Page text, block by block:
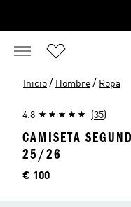
Inicio / Hombre / Ropa
4.8 (35)
CAMISETA
25/26
Precio
€ 100